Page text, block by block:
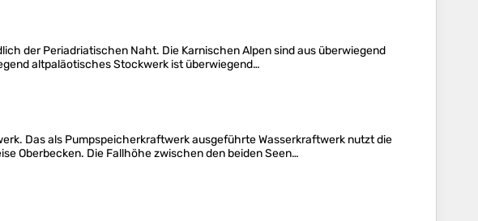
der Periadriatischen Naht. Die Karnischen Alpen sind aus überwiegend
altpaläotisches Stockwerk ist überwiegend…
Das als Pumpspeicherkraftwerk ausgeführte Wasserkraftwerk nutzt die
Oberbecken. Die Fallhöhe zwischen den beiden Seen…